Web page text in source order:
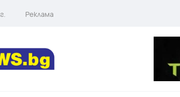
Реклама